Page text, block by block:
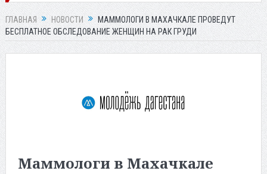
ГЛАВНАЯ НОВОСТИ
МАММОЛОГИ В МАХАЧКАЛЕ ПРОВЕДУТ
БЕСПЛАТНОЕ ОБСЛЕДОВАНИЕ ЖЕНЩИН НА РАК ГРУДИ
Маммологи в Махачкале